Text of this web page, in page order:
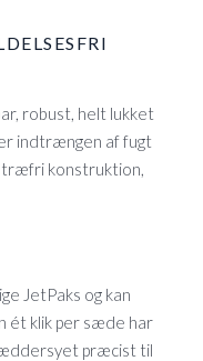
robust, helt lukket
indtrængen af ​​fugt
konstruktion,
JetPaks og kan
ét klik per sæde har
præcist til